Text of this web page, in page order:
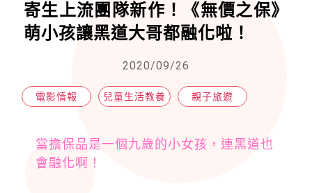
寄生上流團隊新作！《無價之保》
萌小孩讓黑道大哥都融化啦！
2020/09/26
電影情報 兒童生活教養 親子旅遊
當擔保品是一個九歲的小女孩，連黑道也
會融化啊！